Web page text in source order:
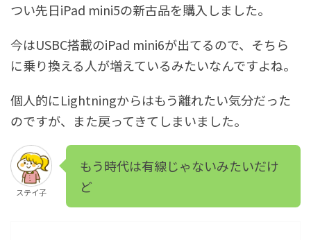
つい先日iPad mini5の新古品を購入しました。
今はUSBC搭載のiPad mini6が出てるので、そちら
に乗り換える人が増えているみたいなんですよね。
個人的にLightningからはもう離れたい気分だった
のですが、また戻ってきてしまいました。
ステイ子
もう時代は有線じゃないみたいだけ
ど